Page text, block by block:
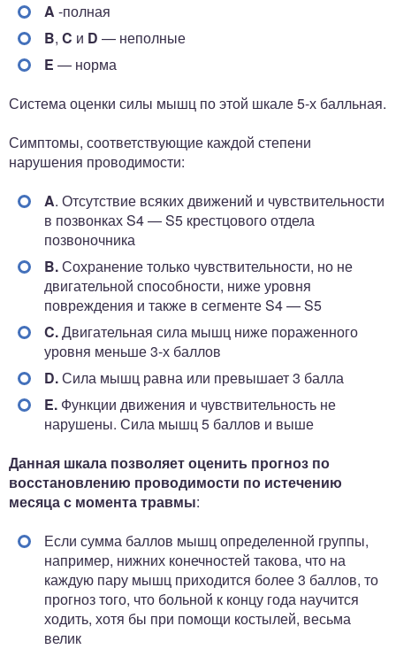
A -полная
B, C и D — неполные
E — норма
Система оценки силы мышц по этой шкале 5-х балльная.
Симптомы, соответствующие каждой степени
нарушения проводимости:
A. Отсутствие всяких движений и чувствительности
в позвонках S4 — S5 крестцового отдела
позвоночника
B.Сохранение только чувствительности, но не
двигательной способности, ниже уровня
повреждения и также в сегменте S4 — S5
C.Двигательная сила мышц ниже пораженного
уровня меньше 3-х баллов
D.Сила мышц равна или превышает 3 балла
E. Функции движения и чувствительность не
нарушены. Сила мышц 5 баллов и выше
Данная шкала позволяет оценить прогноз по
восстановлению проводимости по истечению
месяца с момента травмы:
Если сумма баллов мышц определенной группы,
например, нижних конечностей такова, что на
каждую пару мышц приходится более 3 баллов, то
прогноз того, что больной к концу года научится
ходить, хотя бы при помощи костылей, весьма
велик